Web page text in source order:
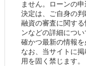
ません。ローンの
決定は、ご自身の判
融資の審査に関す
ンなどの詳細につ
確かつ最新の情報を
なお、当サイトに
用を固く禁じます。